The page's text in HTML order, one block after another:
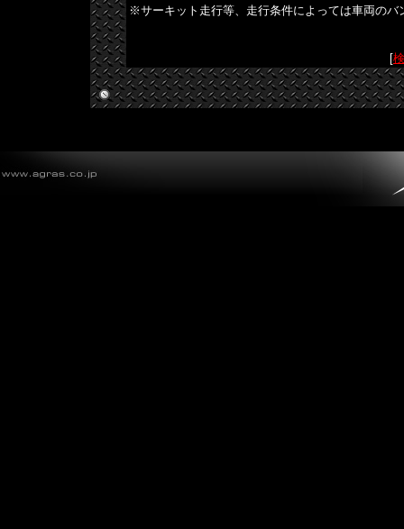
※サーキット走行等、走行条件によっては車両の
[